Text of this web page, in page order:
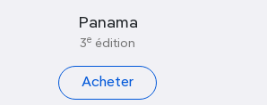
Panama
3e édition
Acheter